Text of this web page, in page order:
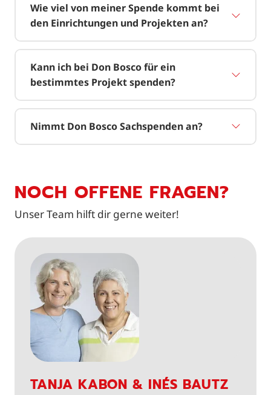
Wie viel von meiner Spende kommt bei
den Einrichtungen und Projekten an?
Kann ich bei Don Bosco für ein
bestimmtes Projekt spenden?
Nimmt Don Bosco Sachspenden an?
NOCH OFFENE FRAGEN?
Unser Team hilft dir gerne weiter!
TANJA KABON & INÉS BAUTZ